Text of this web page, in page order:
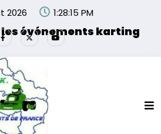
2026 1:28:15 PM
événements karting
par la Ligue de Karting des
ses partenaires.